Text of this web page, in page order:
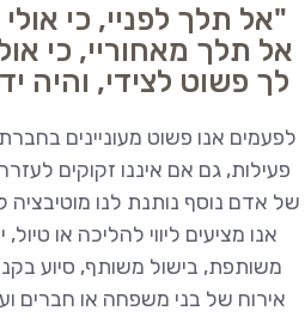
"אל תלך לפניי, כי
אל תלך מאחוריי, כי
לך פשוט לצידי, והיה
לפעמים אנו פשוט מעוניינים
פעילות, גם אם איננו זקוקים
של אדם נוסף נותנת לנו מוטיבציה
אנו מציעים ליווי להליכה או
משותפת, בישול משותף, סיוע
אירוח של בני משפחה או חברים